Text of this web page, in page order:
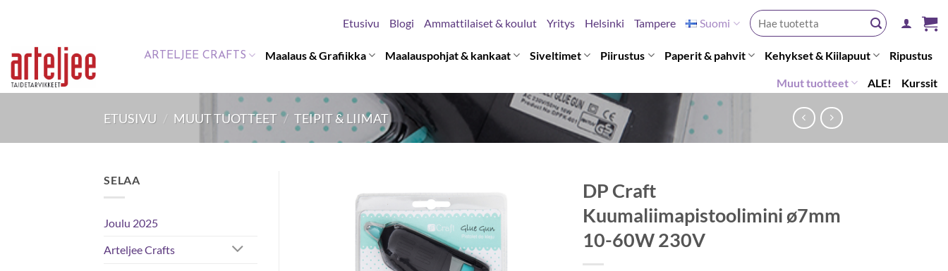
content
Etusivu Blogi Ammattilaiset & koulut Yritys Helsinki Tampere Suomi
Etsi:
ARTELJEE CRAFTS Maalaus & Grafiikka Maalauspohjat & kankaat Siveltimet Piirustus Paperit & pahvit Kehykset & Kiilapuut Ripustus
Muut tuotteet ALE! Kurssit
ETUSIVU / MUUT TUOTTEET / TEIPIT & LIIMAT
SELAA
Joulu 2025
Arteljee Crafts
DP Craft
Kuumaliimapistoolimini ø7mm
10-60W 230V